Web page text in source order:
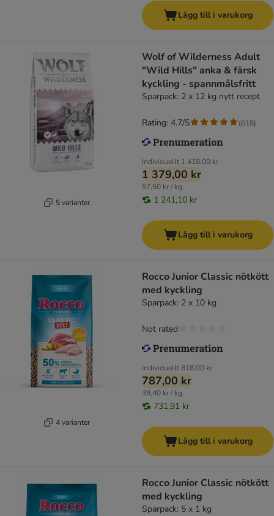
Lägg till i varukorg
5 varianter
Wolf of Wilderness Adult
"Wild Hills" anka & färsk
kyckling - spannmålsfritt
Sparpack: 2 x 12 kg nytt recept
Individuellt 1 418,00 kr
1 379,00 kr
57,50 kr / kg
1 241,10 kr
Rating: 4.7/5 (618)
Lägg till i varukorg
4 varianter
Rocco Junior Classic nötkött
med kyckling
Sparpack: 2 x 10 kg
Individuellt818,00 kr
787,00 kr
39,40 kr / kg
731,91 kr
Not rated
Lägg till i varukorg
Rocco Junior Classic nötkött
med kyckling
Sparpack: 5 x 1 kg